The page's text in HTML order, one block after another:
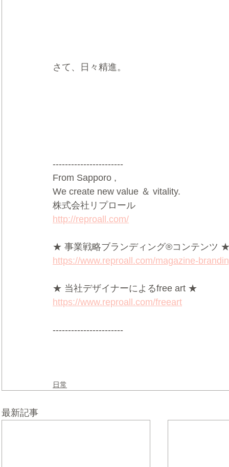
さて、日々精進。
-----------------------
From Sapporo ,
We create new value ＆ vitality.
株式会社リプロール
http://reproall.com/
★ 事業戦略ブランディング®コンテンツ
https://www.reproall.com/magazine-
★ 当社デザイナーによるfree art ★
https://www.reproall.com/freeart
-----------------------
日常
最新記事